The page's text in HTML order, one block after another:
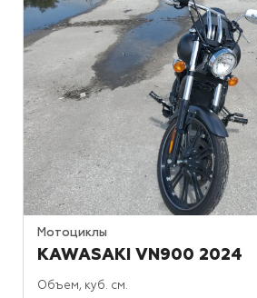
Мотоциклы
KAWASAKI VN900 2024
Объем, куб. см.